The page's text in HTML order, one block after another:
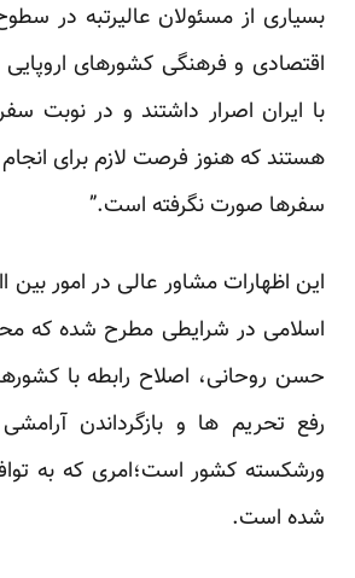
بسیاری از مسئولان عالیرتبه در
اقتصادی و فرهنگی کشورهای اروپایی
با ایران اصرار داشتند و در نوبت
هستند که هنوز فرصت لازم برای
سفرها صورت نگرفته است.”
این اظهارات مشاور عالی در امور بین
اسلامی در شرایطی مطرح شده که
حسن روحانی، اصلاح رابطه با
رفع تحریم ها و بازگرداندن
ورشکسته کشور است؛امری که به
شده است.